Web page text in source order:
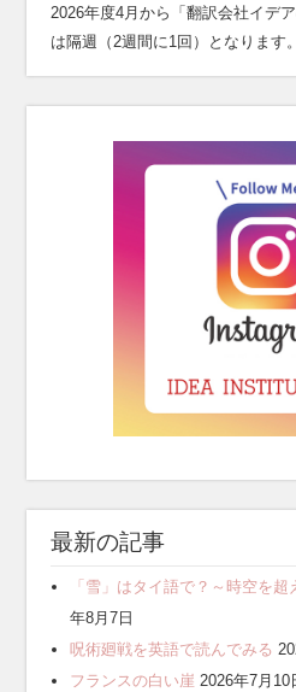
2026年度4月から「翻訳会社イデ
は隔週（2週間に1回）となります。
最新の記事
「雪」はタイ語で？～時空を
年8月7日
呪術廻戦を英語で読んでみる
フランスの白い崖 2026年7月10